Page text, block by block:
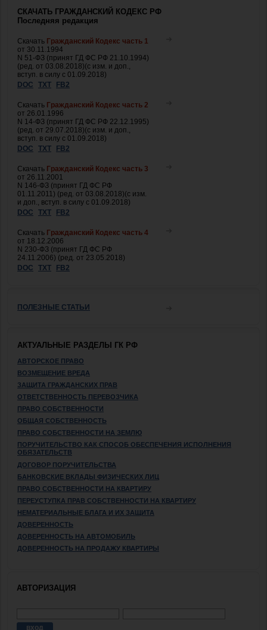
СКАЧАТЬ ГРАЖДАНСКИЙ КОДЕКС РФ
Последняя редакция
Скачать Гражданский Кодекс часть 1
от 30.11.1994
N 51-ФЗ (принят ГД ФС РФ 21.10.1994)
(ред. от 03.08.2018)(с изм. и доп.,
вступ. в силу с 01.09.2018)
DOC
TXT FB2
Скачать Гражданский Кодекс часть 2
от 26.01.1996
N 14-ФЗ (принят ГД ФС РФ 22.12.1995)
(ред. от 29.07.2018)(с изм. и доп.,
вступ. в силу с 01.09.2018)
DOC
TXT FB2
Скачать Гражданский Кодекс часть 3
от 26.11.2001
N 146-ФЗ (принят ГД ФС РФ
01.11.2011) (ред. от 03.08.2018)(с изм.
и доп., вступ. в силу с 01.09.2018)
DOC
TXT FB2
Скачать Гражданский Кодекс часть 4
от 18.12.2006
N 230-ФЗ (принят ГД ФС РФ
24.11.2006) (ред. от 23.05.2018)
DOC
TXT FB2
ПОЛЕЗНЫЕ СТАТЬИ
АКТУАЛЬНЫЕ РАЗДЕЛЫ ГК РФ
АВТОРСКОЕ ПРАВО
ВОЗМЕЩЕНИЕ ВРЕДА
ЗАЩИТА ГРАЖДАНСКИХ ПРАВ
ОТВЕТСТВЕННОСТЬ ПЕРЕВОЗЧИКА
ПРАВО СОБСТВЕННОСТИ
ОБЩАЯ СОБСТВЕННОСТЬ
ПРАВО СОБСТВЕННОСТИ НА ЗЕМЛЮ
ПОРУЧИТЕЛЬСТВО КАК СПОСОБ ОБЕСПЕЧЕНИЯ ИСПОЛНЕНИЯ
ОБЯЗАТЕЛЬСТВ
ДОГОВОР ПОРУЧИТЕЛЬСТВА
БАНКОВСКИЕ ВКЛАДЫ ФИЗИЧЕСКИХ ЛИЦ
ПРАВО СОБСТВЕННОСТИ НА КВАРТИРУ
ПЕРЕУСТУПКА ПРАВ СОБСТВЕННОСТИ НА КВАРТИРУ
НЕМАТЕРИАЛЬНЫЕ БЛАГА И ИХ ЗАЩИТА
ДОВЕРЕННОСТЬ
ДОВЕРЕННОСТЬ НА АВТОМОБИЛЬ
ДОВЕРЕННОСТЬ НА ПРОДАЖУ КВАРТИРЫ
АВТОРИЗАЦИЯ